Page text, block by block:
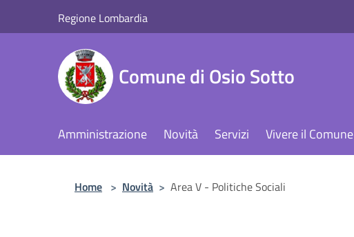
Regione Lombardia
Comune di Osio Sotto
Amministrazione Novità Servizi Vivere il Comune
Home > Novità > Area V - Politiche Sociali